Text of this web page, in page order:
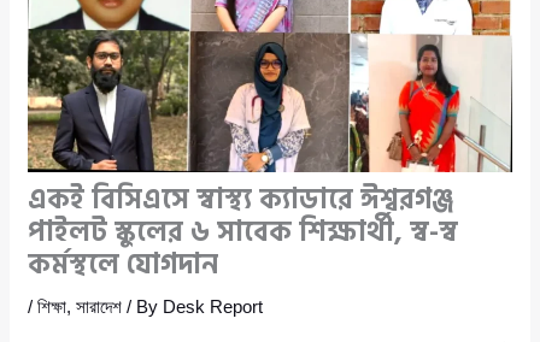
একই বিসিএসে স্বাস্থ্য ক্যাডারে ঈশ্বরগঞ্জ
পাইলট স্কুলের ৬ সাবেক শিক্ষার্থী, স্ব-স্ব
কর্মস্থলে যোগদান
/শিক্ষা,সারাদেশ / By Desk Report